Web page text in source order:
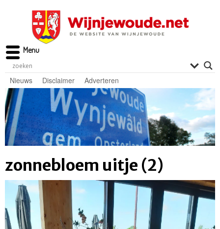
Nieuws Disclaimer Adverteren
zonnebloem uitje (2)
Menu